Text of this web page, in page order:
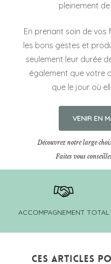
pleinement
En prenant soin de vos
les bons gestes et
seulement leur durée
également que votre
que le jour où
VENIR EN
Découvrez notre large
Faites vous
ACCOMPAGNEMENT TOTAL
Ces articles